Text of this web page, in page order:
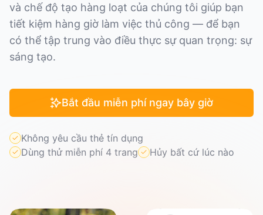
và chế độ tạo hàng loạt của chúng tôi giúp bạn
tiết kiệm hàng giờ làm việc thủ công — để bạn
có thể tập trung vào điều thực sự quan trọng: sự
sáng tạo.
Bắt đầu miễn phí ngay bây giờ
Không yêu cầu thẻ tín dụng
Dùng thử miễn phí 4 trang
Hủy bất cứ lúc nào